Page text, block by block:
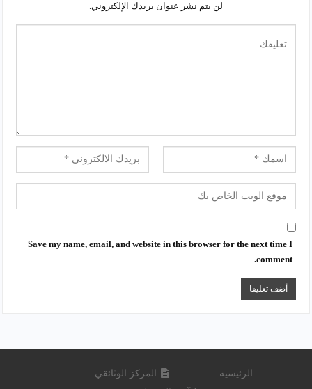
لن يتم نشر عنوان بريدك الإلكتروني.
Save my name, email, and website in this browser for the next time I
comment.
الرئيسية
المركز الوثائقي